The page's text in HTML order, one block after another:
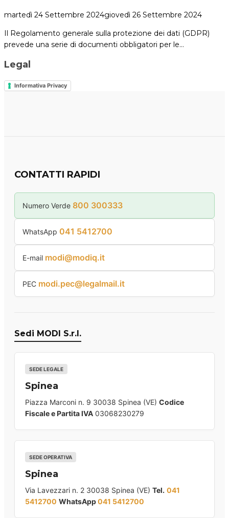
martedì 24 Settembre 2024giovedì 26 Settembre 2024
Il Regolamento generale sulla protezione dei dati (GDPR)
prevede una serie di documenti obbligatori per le…
Legal
Informativa Privacy
CONTATTI RAPIDI
Numero Verde 800 300333
WhatsApp 041 5412700
E-mail modi@modiq.it
PEC modi.pec@legalmail.it
Sedi MODI S.r.l.
SEDE LEGALE
Spinea
Piazza Marconi n. 9 30038 Spinea (VE) Codice
Fiscale e Partita IVA 03068230279
SEDE OPERATIVA
Spinea
Via Lavezzari n. 2 30038 Spinea (VE) Tel. 041
5412700 WhatsApp041 5412700